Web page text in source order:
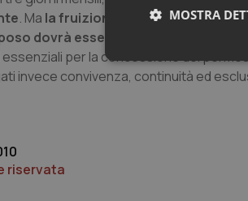
. Ma la fruizione dei benefici dei tre
dovrà essere alternativa e non
per la concessione dei
invece convivenza, continuità ed
riservata
MOSTRA